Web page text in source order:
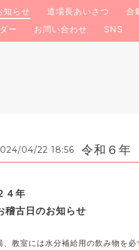
知らせ 道場長あいさつ 合
ー
お問い合わせ SNS
04/22 18:56 令和６
４年
稽古日のお知らせ
教室には水分補給用の飲み物を必